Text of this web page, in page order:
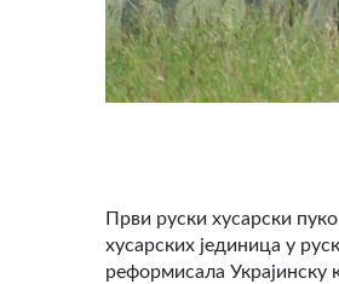
Први руски хусарски
хусарских јединица у
реформисала Украјинску